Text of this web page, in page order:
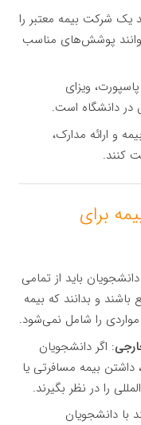
یک شرکت بیمه معتبر را
پوشش‌های مناسب
ویزای
در دانشگاه است.
و ارائه مدارک،
کنند.
برای
باید از تمامی
و بدانند که بیمه
را شامل نمی‌شود.
: اگر دانشجویان
داشتن بیمه مسافرتی یا
را در نظر بگیرند.
با دانشجویان